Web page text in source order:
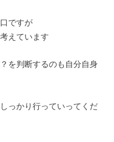
ですが
えています
を判断するのも自分自身
っかり行っていってくだ